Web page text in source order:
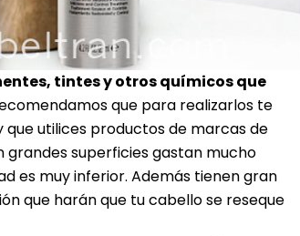
tintes y otros químicos que
que para realizarlos te
utilices productos de marcas de
grandes superficies gastan mucho
es muy inferior. Además tienen gran
que harán que tu cabello se reseque